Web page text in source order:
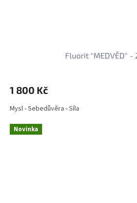
Fluorit "MEDVĚD" -
1 800 Kč
Mysl - Sebedůvěra - Síla
Novinka